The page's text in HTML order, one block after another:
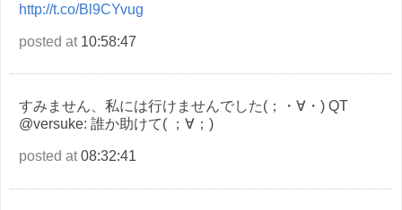
http://t.co/Bl9CYvug
posted at10:58:47
すみません、私には行けませんでした(；・∀・) QT
@versuke: 誰か助けて( ；∀；)
posted at08:32:41